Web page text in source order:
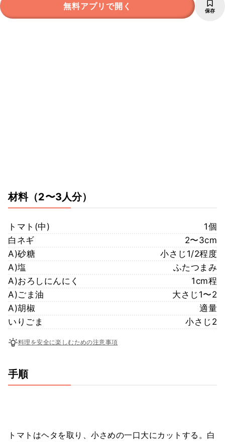
無料アプリで開く 保存
材料（2〜3人分）
トマト(中)
1個
白ネギ
2〜3cm
A)砂糖
小さじ1/2程度
A)塩
ふたつまみ
A)おろしにんにく
1cm程
A)ごま油
大さじ1〜2
A)胡椒
適量
いりごま
小さじ2
料理を安全に楽しむための注意事項
手順
トマトはヘタを取り、小さめの一口大にカットする。白